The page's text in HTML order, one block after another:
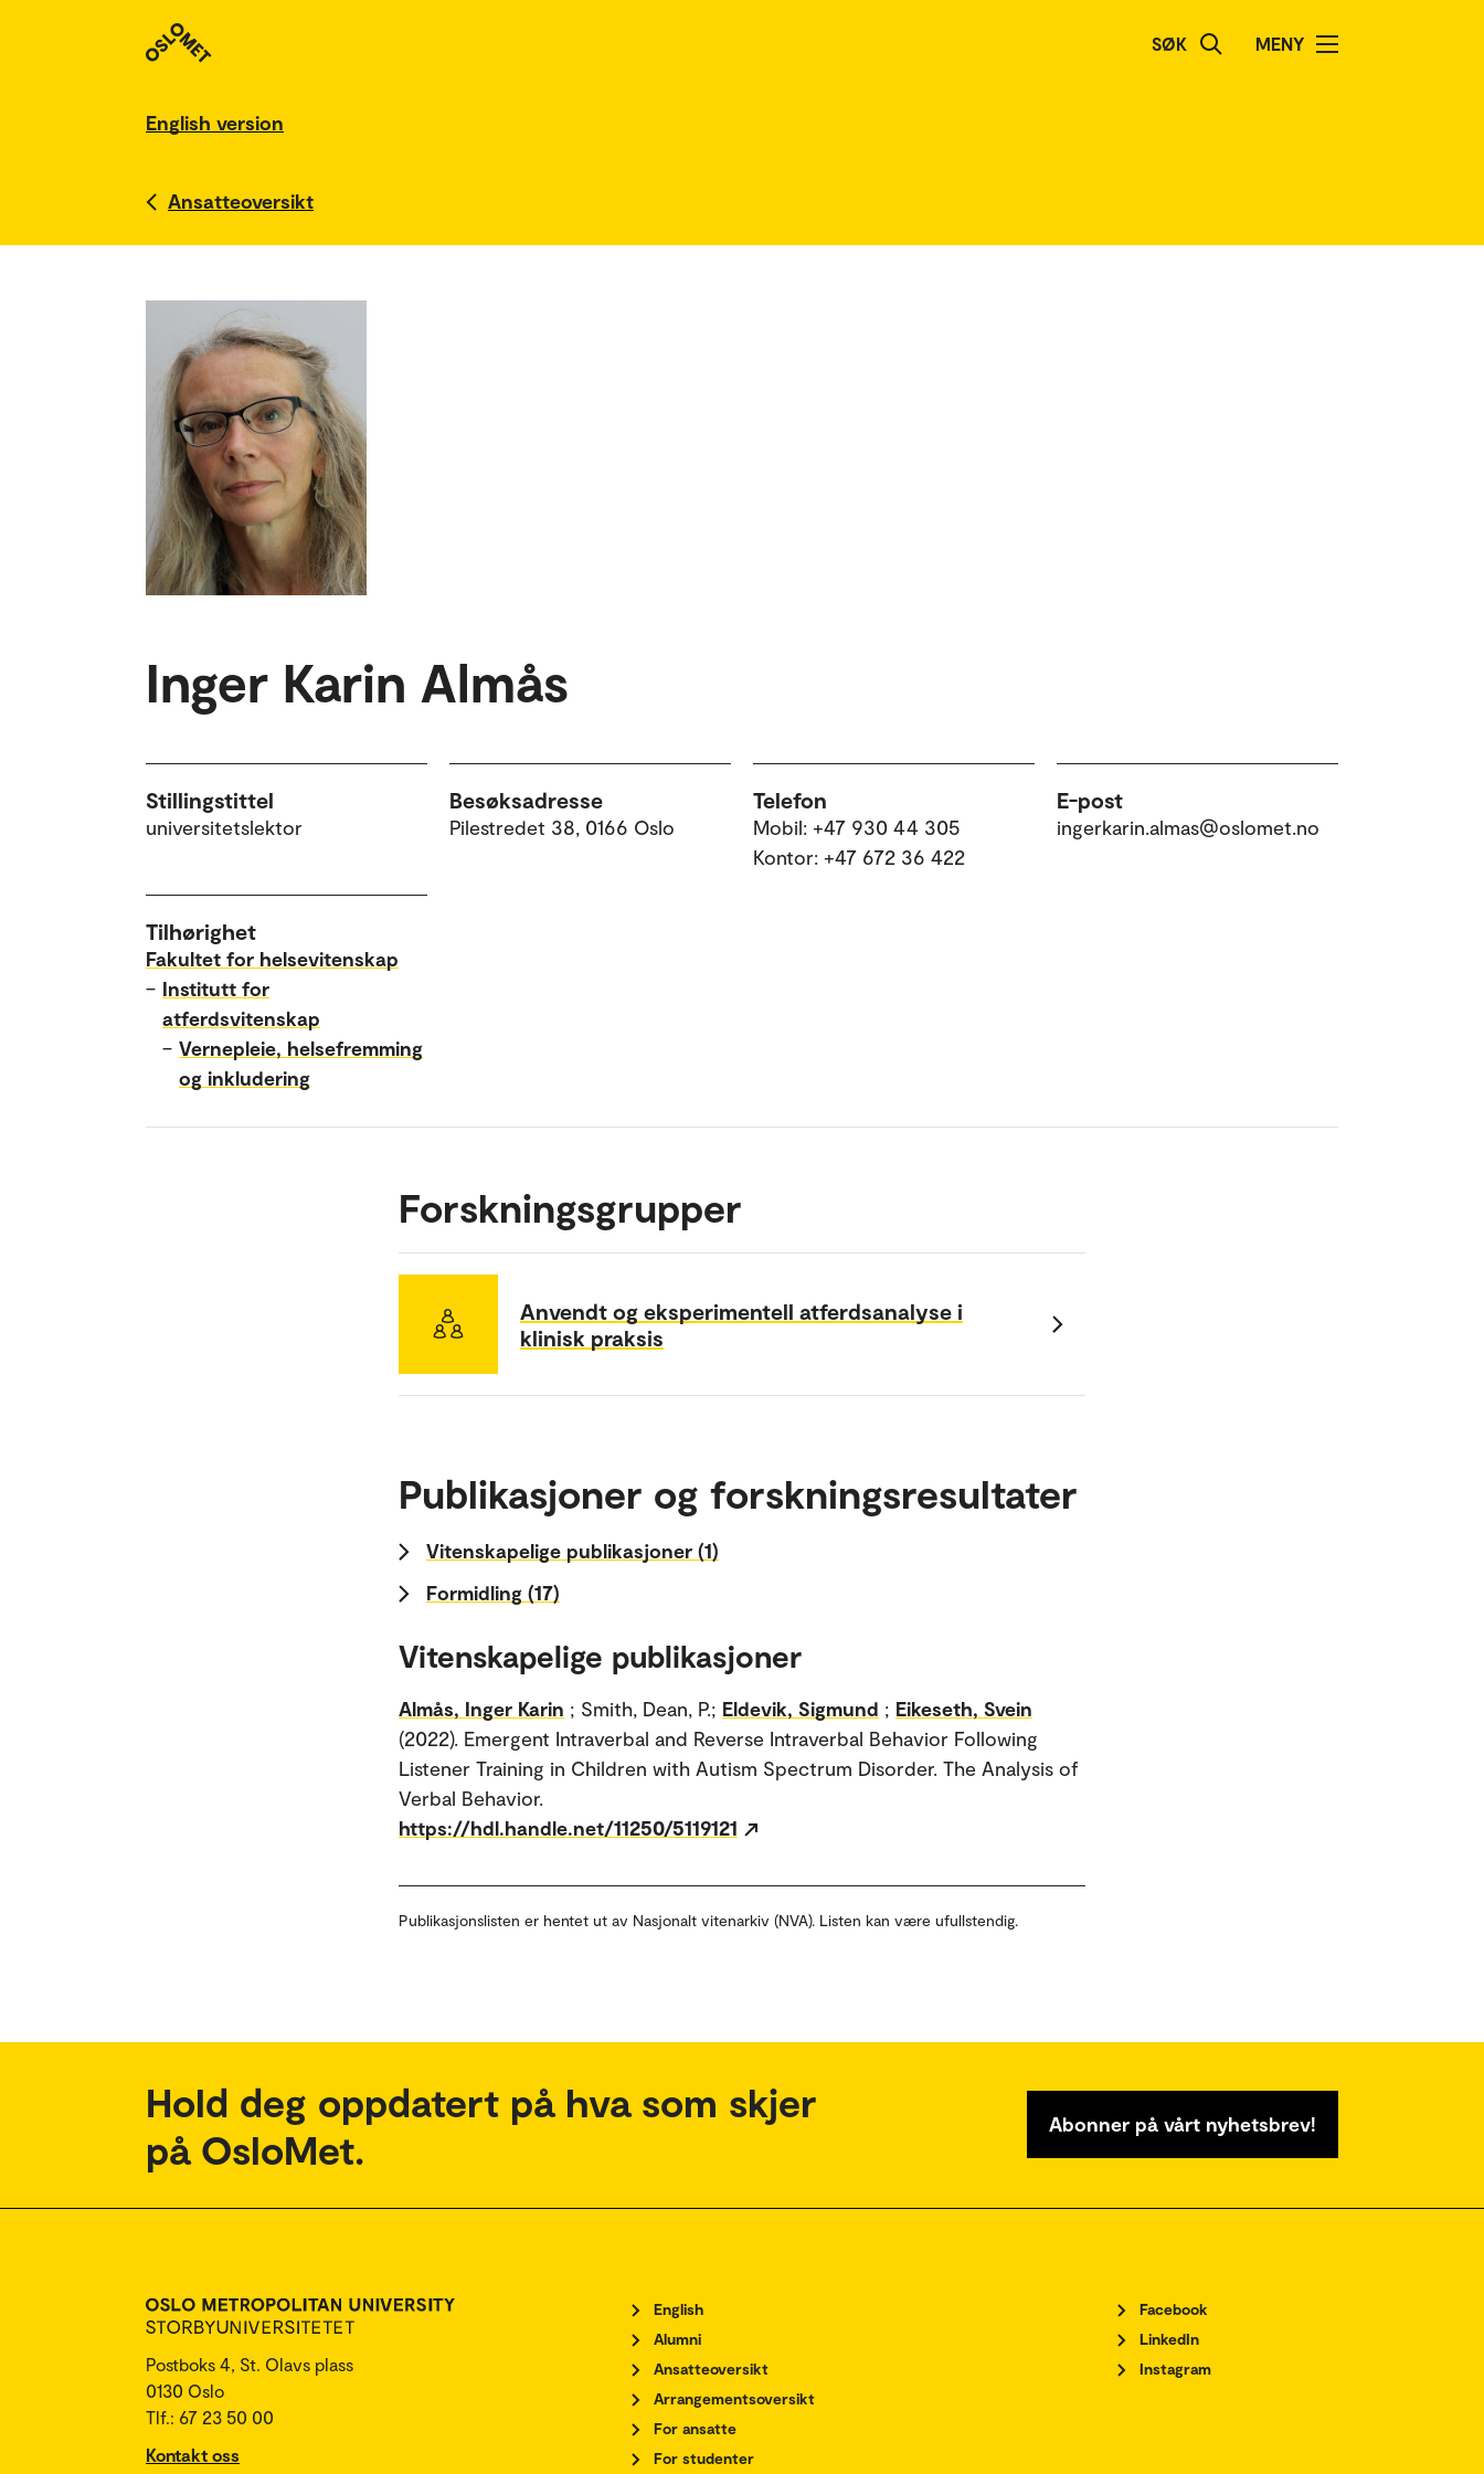
SØK MENY
English version
Ansatteoversikt
Inger Karin Almås
Stillingstittel
universitetslektor
Besøksadresse
Pilestredet 38, 0166 Oslo
Telefon
Mobil: +47 930 44 305
Kontor: +47 672 36 422
E-post
ingerkarin.almas@oslomet.no
Tilhørighet
Fakultet for helsevitenskap
– Institutt for
atferdsvitenskap
– Vernepleie, helsefremming
og inkludering
Forskningsgrupper
Anvendt og eksperimentell atferdsanalyse i
klinisk praksis
Publikasjoner og forskningsresultater
Vitenskapelige publikasjoner (1)
Formidling (17)
Vitenskapelige publikasjoner
Almås, Inger Karin ; Smith, Dean, P.; Eldevik, Sigmund ; Eikeseth, Svein
(2022). Emergent Intraverbal and Reverse Intraverbal Behavior Following
Listener Training in Children with Autism Spectrum Disorder. The Analysis of
Verbal Behavior.
https://hdl.handle.net/11250/5119121
Publikasjonslisten er hentet ut av Nasjonalt vitenarkiv (NVA). Listen kan være ufullstendig.
Hold deg oppdatert på hva som skjer
på OsloMet.
Abonner på vårt nyhetsbrev!
Postboks 4, St. Olavs plass
0130 Oslo
Tlf.: 67 23 50 00
Kontakt oss
English
Alumni
Ansatteoversikt
Arrangementsoversikt
For ansatte
For studenter
Facebook
LinkedIn
Instagram